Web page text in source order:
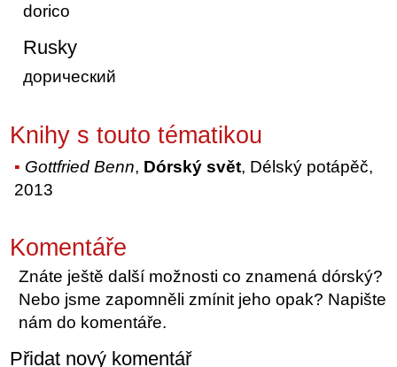
dorico
Rusky
дорический
Knihy s touto tématikou
Gottfried Benn, Dórský svět, Délský potápěč,
2013
Komentáře
Znáte ještě další možnosti co znamená dórský?
Nebo jsme zapomněli zmínit jeho opak? Napište
nám do komentáře.
Přidat nový komentář